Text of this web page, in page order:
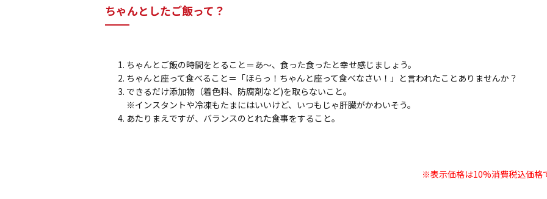
ちゃんとしたご飯って？
ちゃんとご飯の時間をとること＝あ～、食った食ったと幸せ感じましょう。
ちゃんと座って食べること＝「ほらっ！ちゃんと座って食べなさい！」と言われたことありませんか？
できるだけ添加物（着色料、防腐剤など)を取らないこと。
※インスタントや冷凍もたまにはいいけど、いつもじゃ肝臓がかわいそう。
あたりまえですが、バランスのとれた食事をすること。
※表示価格は10%消費税込価格